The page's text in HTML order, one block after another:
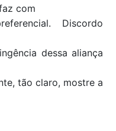
com
Discordo
dessa aliança
tão claro, mostre a